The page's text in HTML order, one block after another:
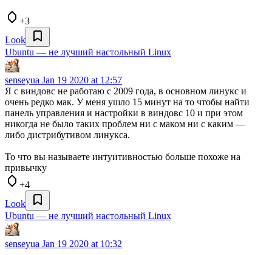
+3
Look
Ubuntu — не лучший настольный Linux
senseyua Jan 19 2020 at 12:57
Я с виндовс не работаю с 2009 года, в основном линукс и
очень редко мак. У меня ушло 15 минут на то чтобы найти
панель управления и настройки в виндовс 10 и при этом
никогда не было таких проблем ни с маком ни с каким —
либо дистрибутивом линукса.
То что вы называете интуитивностью больше похоже на
привычку
+4
Look
Ubuntu — не лучший настольный Linux
senseyua Jan 19 2020 at 10:32